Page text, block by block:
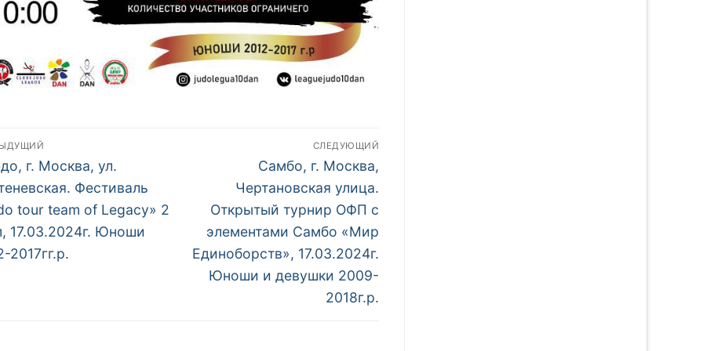
г. Москва, ул.
Фестиваль
tour team of Legacy» 2
17.03.2024г. Юноши
2017гг.р.
СЛЕДУЮЩИЙ
Следующий
пост:
Самбо, г. Москва,
Чертановская улица.
Открытый турнир ОФП с
элементами Самбо «Мир
Единоборств», 17.03.2024г.
Юноши и девушки 2009-
2018г.р.